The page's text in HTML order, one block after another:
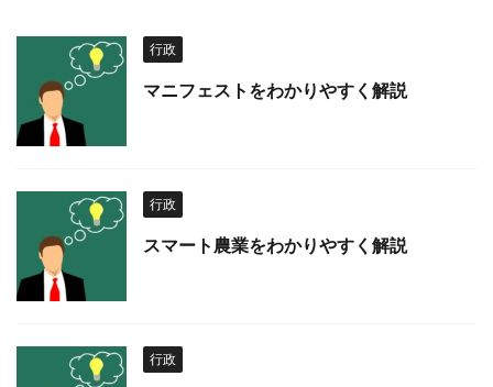
行政
マニフェストをわかりやすく解説
行政
スマート農業をわかりやすく解説
行政